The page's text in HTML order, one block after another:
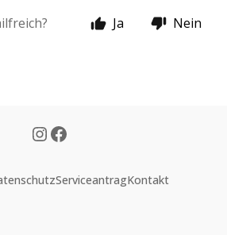
Ja Nein
ServiceantragKontakt